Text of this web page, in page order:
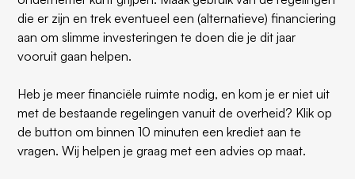
die er zijn en trek eventueel een (alternatieve) financiering
aan om slimme investeringen te doen die je dit jaar
vooruit gaan helpen.
Heb je meer financiële ruimte nodig, en kom je er niet uit
met de bestaande regelingen vanuit de overheid? Klik op
de button om binnen 10 minuten een krediet aan te
vragen. Wij helpen je graag met een advies op maat.